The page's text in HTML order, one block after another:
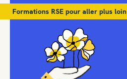
Formations RSE pour aller plus loin